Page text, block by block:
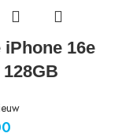
iPhone 16e